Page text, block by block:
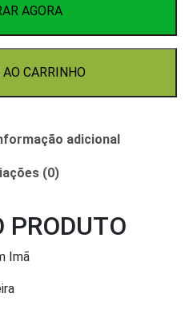
AGORA
CARRINHO
adicional
(0)
PRODUTO
Imã